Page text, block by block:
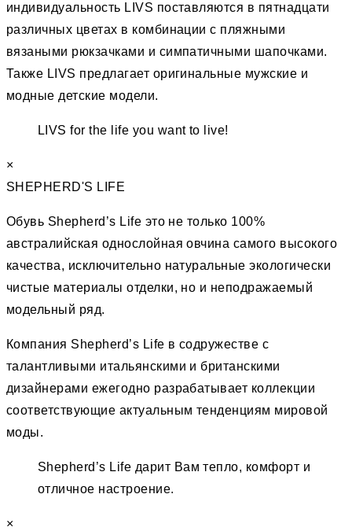
индивидуальность LIVS поставляются в пятнадцати
различных цветах в комбинации с пляжными
вязаными рюкзачками и симпатичными шапочками.
Также LIVS предлагает оригинальные мужские и
модные детские модели.
LIVS for the life you want to live!
×
SHEPHERD'S LIFE
Обувь Shepherd’s Life это не только 100%
австралийская однослойная овчина самого высокого
качества, исключительно натуральные экологически
чистые материалы отделки, но и неподражаемый
модельный ряд.
Компания Shepherd’s Life в содружестве с
талантливыми итальянскими и британскими
дизайнерами ежегодно разрабатывает коллекции
соответствующие актуальным тенденциям мировой
моды.
Shepherd’s Life дарит Вам тепло, комфорт и
отличное настроение.
×